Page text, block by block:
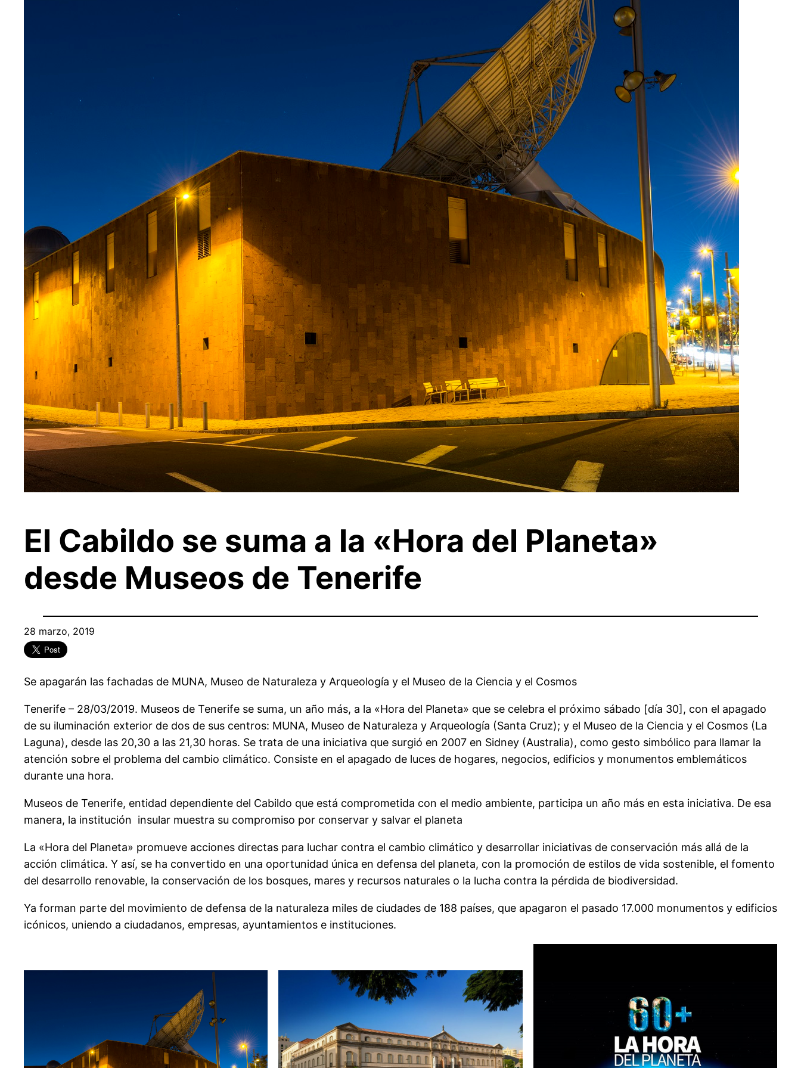
El Cabildo se suma a la «Hora del Planeta»
desde Museos de Tenerife
28 marzo, 2019
Se apagarán las fachadas de MUNA, Museo de Naturaleza y Arqueología y el Museo de la Ciencia y el Cosmos
Tenerife – 28/03/2019. Museos de Tenerife se suma, un año más, a la «Hora del Planeta» que se celebra el próximo sábado [día 30], con el apagado
de su iluminación exterior de dos de sus centros: MUNA, Museo de Naturaleza y Arqueología (Santa Cruz); y el Museo de la Ciencia y el Cosmos (La
Laguna), desde las 20,30 a las 21,30 horas. Se trata de una iniciativa que surgió en 2007 en Sidney (Australia), como gesto simbólico para llamar la
atención sobre el problema del cambio climático. Consiste en el apagado de luces de hogares, negocios, edificios y monumentos emblemáticos
durante una hora.
Museos de Tenerife, entidad dependiente del Cabildo que está comprometida con el medio ambiente, participa un año más en esta iniciativa. De esa
manera, la institución insular muestra su compromiso por conservar y salvar el planeta
La «Hora del Planeta» promueve acciones directas para luchar contra el cambio climático y desarrollar iniciativas de conservación más allá de la
acción climática. Y así, se ha convertido en una oportunidad única en defensa del planeta, con la promoción de estilos de vida sostenible, el fomento
del desarrollo renovable, la conservación de los bosques, mares y recursos naturales o la lucha contra la pérdida de biodiversidad.
Ya forman parte del movimiento de defensa de la naturaleza miles de ciudades de 188 países, que apagaron el pasado 17.000 monumentos y edificios
icónicos, uniendo a ciudadanos, empresas, ayuntamientos e instituciones.